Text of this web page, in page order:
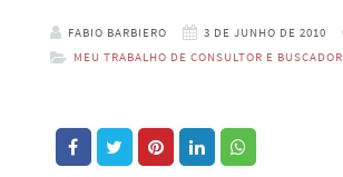
FABIO BARBIERO 3 DE JUNHO DE 2010
MEU TRABALHO DE CONSULTOR E BUSCADOR